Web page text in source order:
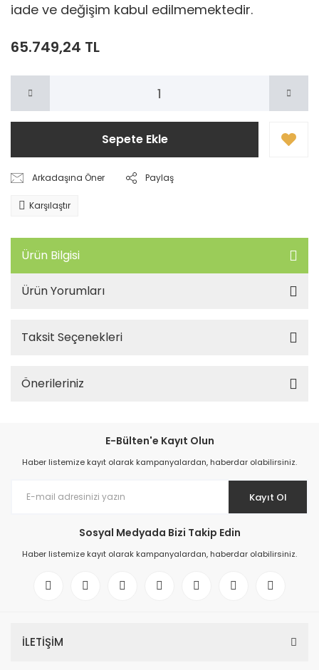
iade ve değişim kabul edilmemektedir.
65.749,24 TL
Sepete Ekle
Arkadaşına Öner Paylaş
Karşılaştır
Ürün Bilgisi
Ürün Yorumları
Taksit Seçenekleri
Önerileriniz
E-Bülten'e Kayıt Olun
Haber listemize kayıt olarak kampanyalardan, haberdar olabilirsiniz.
Kayıt Ol
Sosyal Medyada Bizi Takip Edin
Haber listemize kayıt olarak kampanyalardan, haberdar olabilirsiniz.
İLETİŞİM